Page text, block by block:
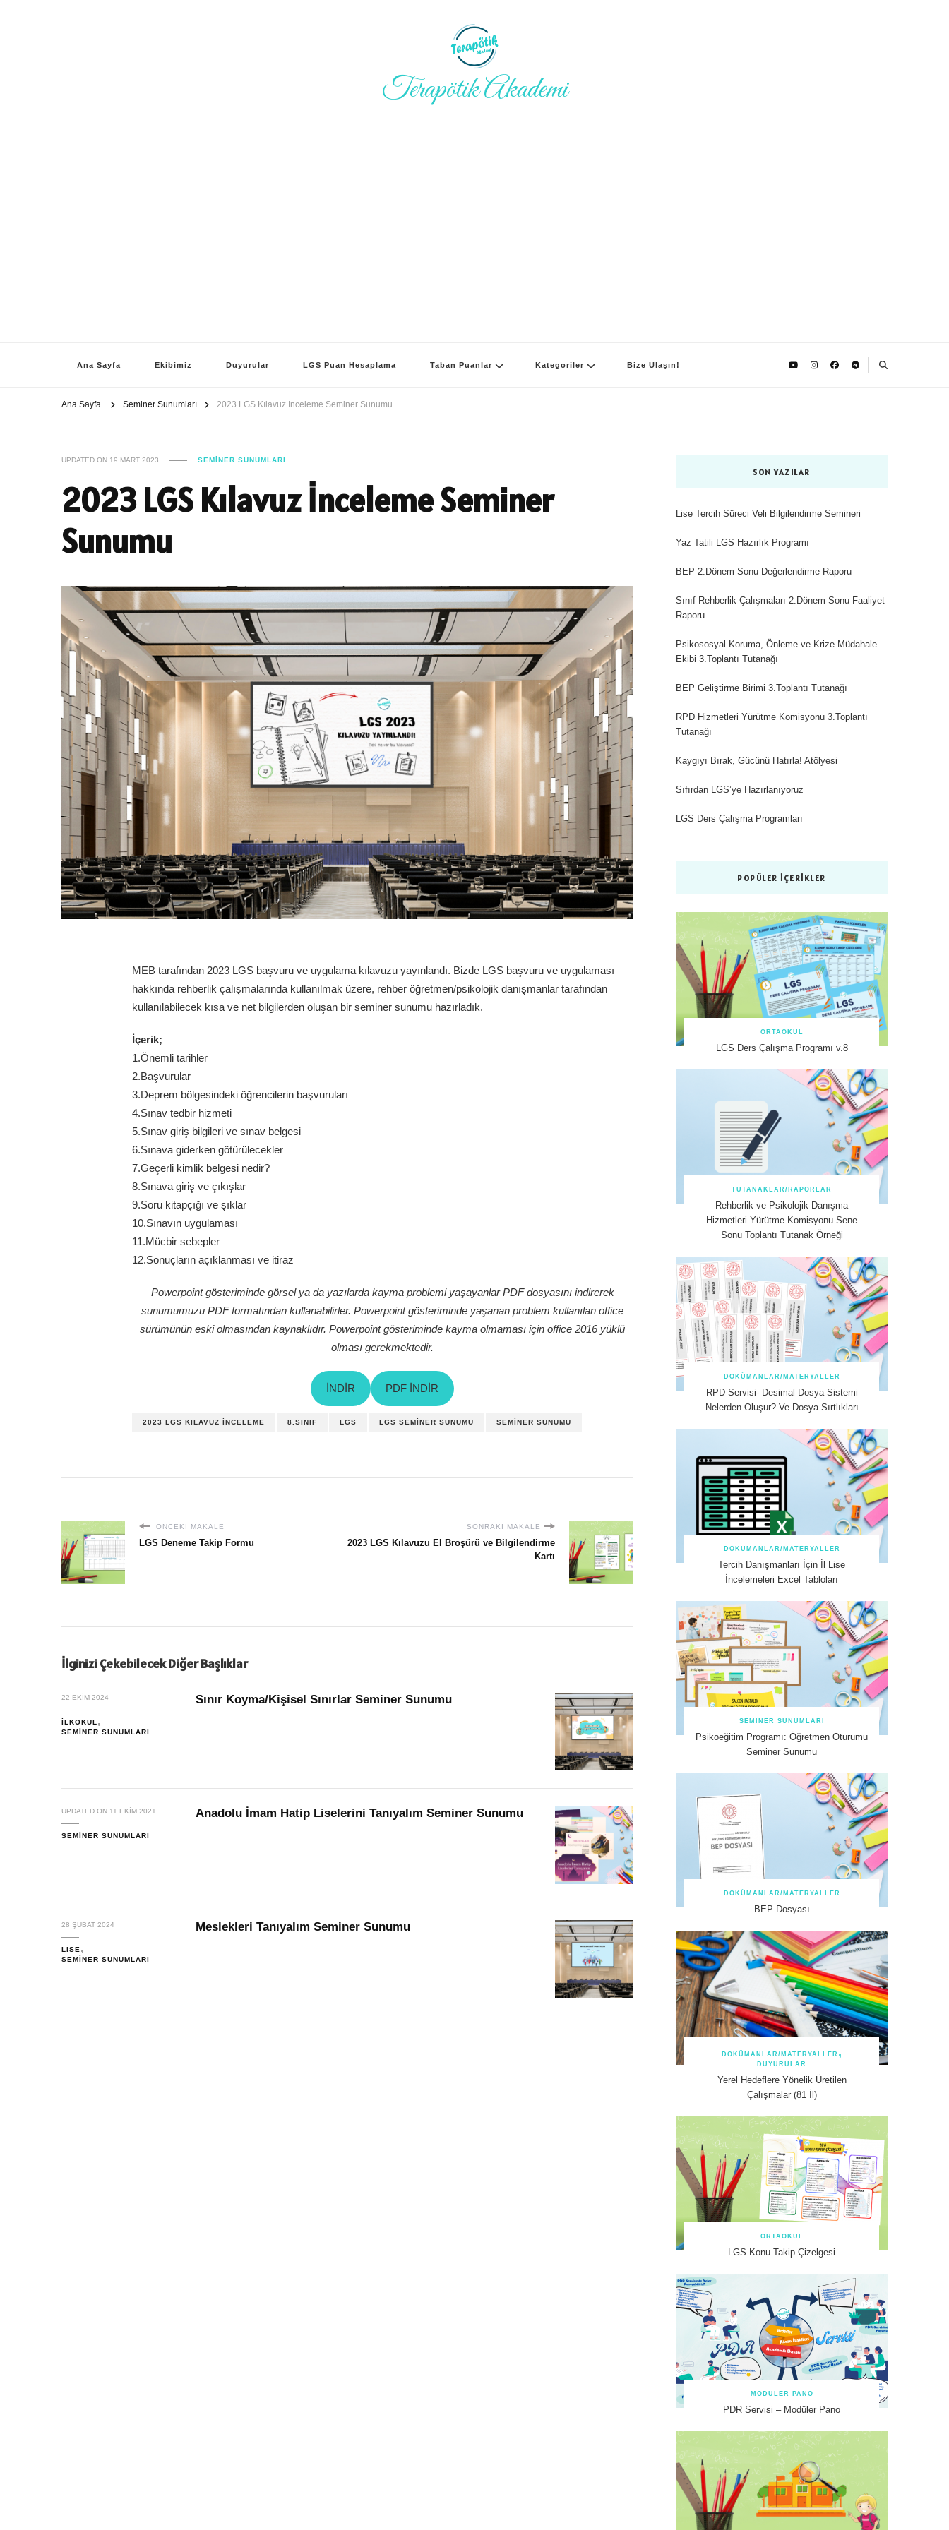
Terapötik Akademi
Ana Sayfa Ekibimiz Duyurular LGS Puan Hesaplama Taban Puanlar Kategoriler Bize Ulaşın!
Ana Sayfa Seminer Sunumları 2023 LGS Kılavuz İnceleme Seminer Sunumu
UPDATED ON 19 MART 2023 SEMINER SUNUMLARI
2023 LGS Kılavuz İnceleme Seminer
Sunumu
MEB tarafından 2023 LGS başvuru ve uygulama kılavuzu yayınlandı. Bizde LGS başvuru ve uygulaması
hakkında rehberlik çalışmalarında kullanılmak üzere, rehber öğretmen/psikolojik danışmanlar tarafından
kullanılabilecek kısa ve net bilgilerden oluşan bir seminer sunumu hazırladık.
İçerik;
1.Önemli tarihler
2.Başvurular
3.Deprem bölgesindeki öğrencilerin başvuruları
4.Sınav tedbir hizmeti
5.Sınav giriş bilgileri ve sınav belgesi
6.Sınava giderken götürülecekler
7.Geçerli kimlik belgesi nedir?
8.Sınava giriş ve çıkışlar
9.Soru kitapçığı ve şıklar
10.Sınavın uygulaması
11.Mücbir sebepler
12.Sonuçların açıklanması ve itiraz
Powerpoint gösteriminde görsel ya da yazılarda kayma problemi yaşayanlar PDF dosyasını indirerek
sunumumuzu PDF formatından kullanabilirler. Powerpoint gösteriminde yaşanan problem kullanılan office
sürümünün eski olmasından kaynaklıdır. Powerpoint gösteriminde kayma olmaması için office 2016 yüklü
olması gerekmektedir.
İNDİR PDF İNDİR
2023 LGS KILAVUZ İNCELEME 8.SINIF LGS LGS SEMINER SUNUMU SEMINER SUNUMU
ÖNCEKI MAKALE
LGS Deneme Takip Formu
SONRAKI MAKALE
2023 LGS Kılavuzu El Broşürü ve Bilgilendirme
Kartı
İlginizi Çekebilecek Diğer Başlıklar
22 EKIM 2024
İLKOKUL
SEMINER SUNUMLARI
Sınır Koyma/Kişisel Sınırlar Seminer Sunumu
UPDATED ON 11 EKIM 2021
SEMINER SUNUMLARI
Anadolu İmam Hatip Liselerini Tanıyalım Seminer Sunumu
28 ŞUBAT 2024
LISE
SEMINER SUNUMLARI
Meslekleri Tanıyalım Seminer Sunumu
SON YAZILAR
Lise Tercih Süreci Veli Bilgilendirme Semineri
Yaz Tatili LGS Hazırlık Programı
BEP 2.Dönem Sonu Değerlendirme Raporu
Sınıf Rehberlik Çalışmaları 2.Dönem Sonu Faaliyet
Raporu
Psikososyal Koruma, Önleme ve Krize Müdahale
Ekibi 3.Toplantı Tutanağı
BEP Geliştirme Birimi 3.Toplantı Tutanağı
RPD Hizmetleri Yürütme Komisyonu 3.Toplantı
Tutanağı
Kaygıyı Bırak, Gücünü Hatırla! Atölyesi
Sıfırdan LGS’ye Hazırlanıyoruz
LGS Ders Çalışma Programları
POPÜLER İÇERIKLER
ORTAOKUL
LGS Ders Çalışma Programı v.8
TUTANAKLAR/RAPORLAR
Rehberlik ve Psikolojik Danışma
Hizmetleri Yürütme Komisyonu Sene
Sonu Toplantı Tutanak Örneği
DOKÜMANLAR/MATERYALLER
RPD Servisi- Desimal Dosya Sistemi
Nelerden Oluşur? Ve Dosya Sırtlıkları
DOKÜMANLAR/MATERYALLER
Tercih Danışmanları İçin İl Lise
İncelemeleri Excel Tabloları
SEMINER SUNUMLARI
Psikoeğitim Programı: Öğretmen Oturumu
Seminer Sunumu
DOKÜMANLAR/MATERYALLER
BEP Dosyası
DOKÜMANLAR/MATERYALLER
DUYURULAR
Yerel Hedeflere Yönelik Üretilen
Çalışmalar (81 İl)
ORTAOKUL
LGS Konu Takip Çizelgesi
MODÜLER PANO
PDR Servisi – Modüler Pano